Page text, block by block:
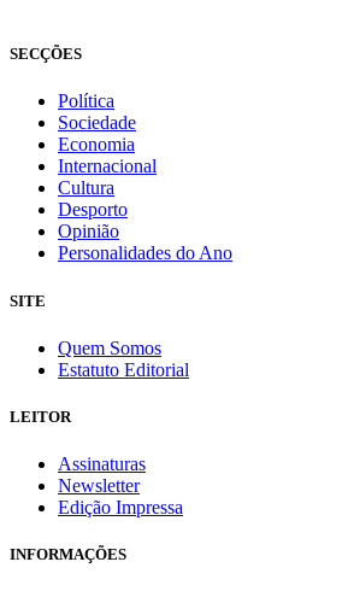
SECÇÕES
Política
Sociedade
Economia
Internacional
Cultura
Desporto
Opinião
Personalidades do Ano
SITE
Quem Somos
Estatuto Editorial
LEITOR
Assinaturas
Newsletter
Edição Impressa
INFORMAÇÕES